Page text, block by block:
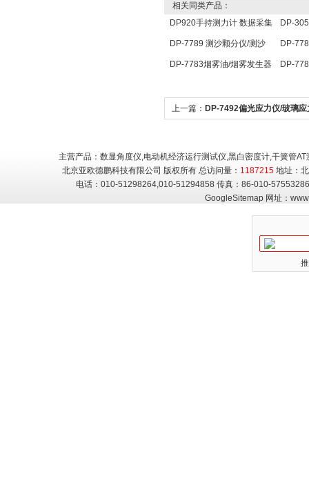
相关同类产品：
DP920手持测力计 数据采集
分析仪 压力传感器仪表
DP-
定仪
DP-7789 测沙颗分仪/测沙
颗分仪/ 测沙颗检测仪
DP-
点温度
DP-7783烟雾油/烟雾发生器
DP-
上一篇： DP-7492偏光应力仪/玻璃应
主营产品：数显角度仪,电动机经济运行测试仪,黑白密度计,干簧管
北京亚欧德鹏科技有限公司 版权所有 总访问量： 1187215 地址：
电话：010-51298264,010-51294858 传真：86-010-
GoogleSitemap网址：